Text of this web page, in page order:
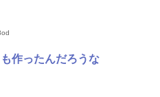
作ったんだろうな